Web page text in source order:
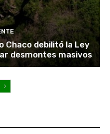
Chaco debilitó la Ley
desmontes masivos